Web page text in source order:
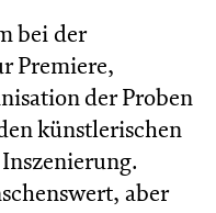
bei der
Premiere,
der Proben
künstlerischen
aber